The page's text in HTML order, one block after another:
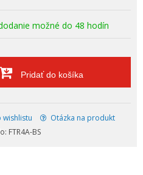
možné do 48 hodín
Pridať do košíka
wishlistu
Otázka na produkt
FTR4A-BS